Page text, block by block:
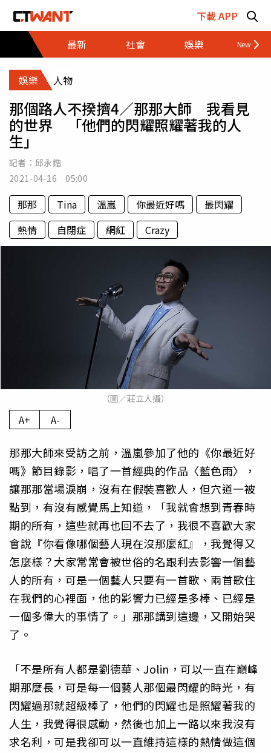
下載 APP
最新
社會 娛樂 財經
娛樂 人物
那個路人不揆擠4／那那大師 我看見
的世界 「他們的閃耀照耀著我的人
生」
記者： 邱永鍇
2021-04-16 05:00
那那 Tina 溫嵐 你最近好嗎
最閃耀
熱情
自閉症 網紅 Crazy
（圖／莊立人攝）
A+ A-
那那大師來受訪之前，溫嵐參加了他的《你最近好
嗎》節目錄影，唱了一首經典的作品〈藍色雨〉，
讓那那當場淚崩，沒有在假裝喜歡人，但穴道一被
點到，有沒有感覺馬上知道，「我就會想到青春時
期的所有，這些就再也回不去了，我很不喜歡大家
會說『你看像哪個藝人現在沒那麼紅』，我覺得又
怎麼樣？大家常常會被世俗的名跟利去影響一個藝
人的所有，可是一個藝人只要有一首歌、兩首歌住
在我們的心裡面，他的影響力已經是多棒、已經是
一個多偉大的事情了。」那那講到這邊，又開始哭
了。
「不是所有人都是劉德華、Jolin，可以一直在巔峰
期那麼長，可是每一個藝人那個最閃耀的時光，有
閃耀過那就超級棒了，他們的閃耀也是照耀著我的
人生，我覺得很感動，然後也加上一路以來我沒有
求名利，可是我卻可以一直維持這樣的熱情做這個